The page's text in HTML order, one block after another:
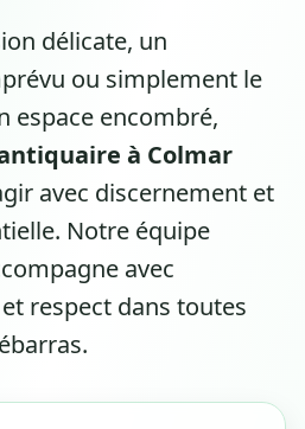
délicate, un
ou simplement le
espace encombré,
à Colmar
avec discernement et
Notre équipe
avec
respect dans toutes